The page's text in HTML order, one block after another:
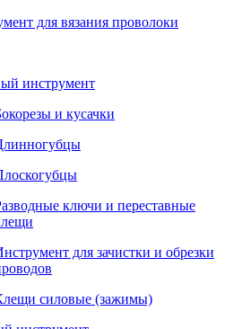
для вязания проволоки
инструмент
и кусачки
ключи и переставные
для зачистки и обрезки
силовые (зажимы)